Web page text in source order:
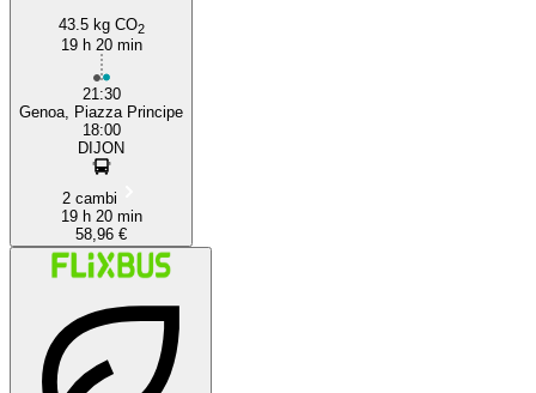
43.5 kg CO2
19 h 20 min
21:30
Genoa, Piazza Principe
18:00
DIJON
2 cambi
19 h 20 min
58,96 €